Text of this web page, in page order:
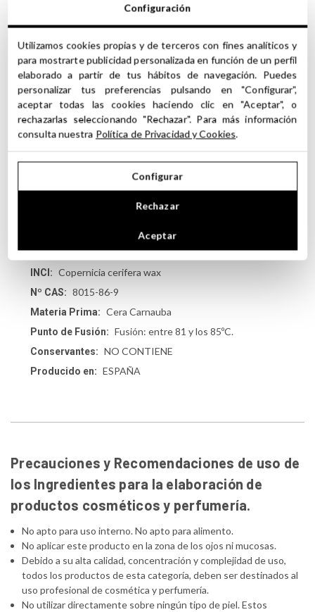
Cera Carnauba
Aspecto: Escamas
INCI: Copernicia cerifera wax
Nº CAS: 8015-86-9
Materia Prima: Cera Carnauba
Punto de Fusión: Fusión: entre 81 y los 85ºC.
Conservantes: NO CONTIENE
Producido en: ESPAÑA
¿TE INTERESA SEGUIR CREANDO TUS
PROPIOS COSMÉTICOS NATURALES?
Visita nuestra sección de Aceites Vegetales para
descubrir ingredientes que complementan
perfectamente la Cera Carnaúba y potencian sus
beneficios en tus formulaciones.
Precauciones y Recomendaciones de uso de
los Ingredientes para la elaboración de
productos cosméticos y perfumería.
No apto para uso interno. No apto para alimento.
No aplicar este producto en la zona de los ojos ni mucosas.
Debido a su alta calidad, concentración y complejidad de uso,
todos los productos de esta categoría, deben ser destinados al
uso profesional de cosmética y perfumería.
No utilizar directamente sobre ningún tipo de piel. Estos
Configuración
Utilizamos cookies propias y de terceros con fines analíticos y
para mostrarte publicidad personalizada en función de un perfil
elaborado a partir de tus hábitos de navegación. Puedes
personalizar tus preferencias pulsando en "Configurar",
aceptar todas las cookies haciendo clic en "Aceptar", o
rechazarlas seleccionando "Rechazar". Para más información
consulta nuestra Política de Privacidad y Cookies.
Configurar
Rechazar
Aceptar